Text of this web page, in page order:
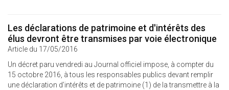
Les déclarations de patrimoine et d'intérêts des
élus devront être transmises par voie électronique
Article du 17/05/2016
Un décret paru vendredi au Journal officiel impose, à compter du
15 octobre 2016, à tous les responsables publics devant remplir
une déclaration d’intérêts et de patrimoine (1) de la transmettre à la